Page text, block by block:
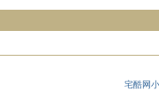
宅酷网